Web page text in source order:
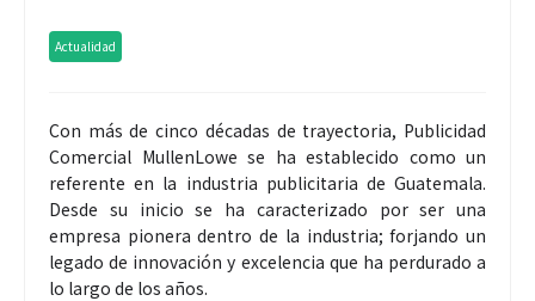
Actualidad
Con más de cinco décadas de trayectoria, Publicidad
Comercial MullenLowe se ha establecido como un
referente en la industria publicitaria de Guatemala.
Desde su inicio se ha caracterizado por ser una
empresa pionera dentro de la industria; forjando un
legado de innovación y excelencia que ha perdurado a
lo largo de los años.